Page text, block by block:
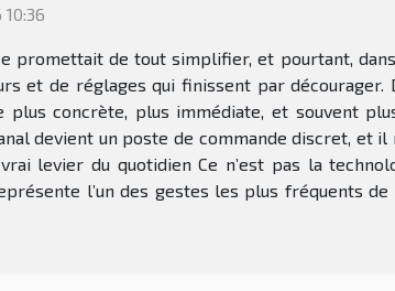
promettait de tout simplifier, et pourtant,
et de réglages qui finissent par décourager.
plus concrète, plus immédiate, et souvent
devient un poste de commande discret, et
levier du quotidien Ce n’est pas la
l’un des gestes les plus fréquents